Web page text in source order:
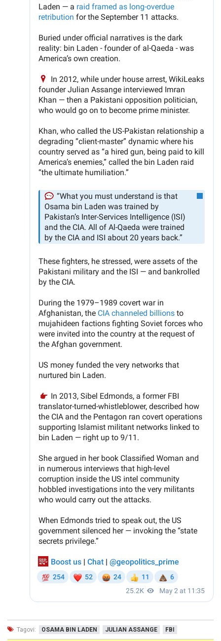
Tagovi: OSAMA BIN LADEN JULIAN ASSANGE FBI